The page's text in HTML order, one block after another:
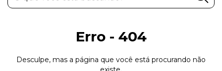
Erro - 404
Desculpe, mas a página que você está procurando não